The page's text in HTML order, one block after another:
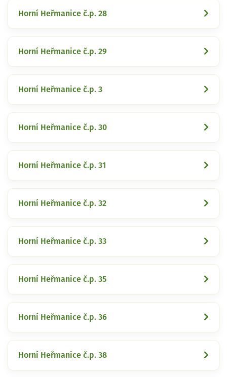
Horní Heřmanice č.p. 28
Horní Heřmanice č.p. 29
Horní Heřmanice č.p. 3
Horní Heřmanice č.p. 30
Horní Heřmanice č.p. 31
Horní Heřmanice č.p. 32
Horní Heřmanice č.p. 33
Horní Heřmanice č.p. 35
Horní Heřmanice č.p. 36
Horní Heřmanice č.p. 38